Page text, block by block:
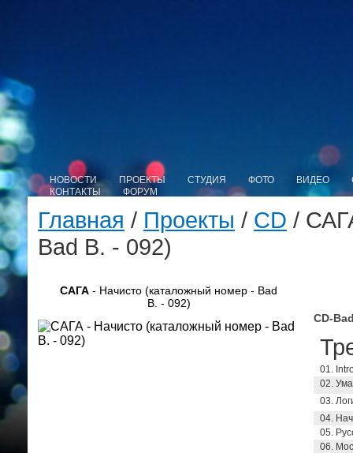
НОВОСТИ ПРОЕКТЫ СТУДИЯ ФОТО ВИДЕО
КОНТАКТЫ
ФОРУМ
Главная / Проекты / CD /
Bad B. - 092)
САГА - Начисто (каталожный номер - Bad
B. - 092)
CD-
01.
02.
03.
04.
05.
06.